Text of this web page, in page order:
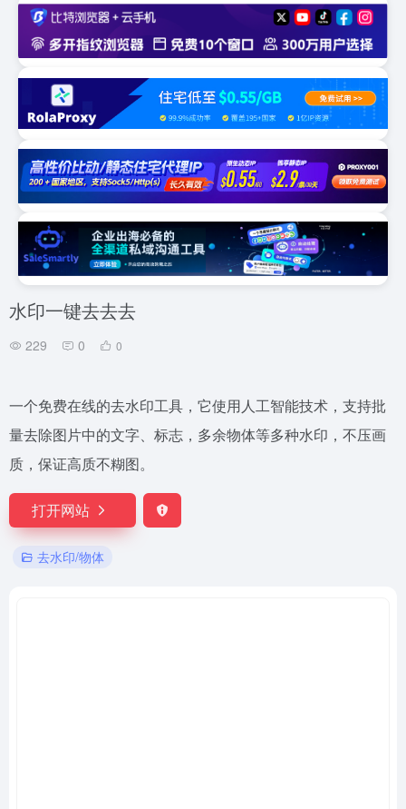
水印一键去去去
229 0 0
一个免费在线的去水印工具，它使用人工智能技术，支持批
量去除图片中的文字、标志，多余物体等多种水印，不压画
质，保证高质不糊图。
打开网站
去水印/物体